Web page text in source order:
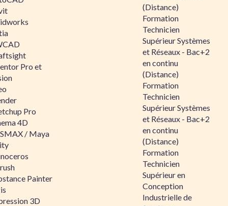
Pro et
Pro
4D
/ Maya
Painter
3D
(Distance)
Formation
Technicien
Supérieur Systèmes
et Réseaux - Bac+2
en continu
(Distance)
Formation
Technicien
Supérieur Systèmes
et Réseaux - Bac+2
en continu
(Distance)
Formation
Technicien
Supérieur en
Conception
Industrielle de